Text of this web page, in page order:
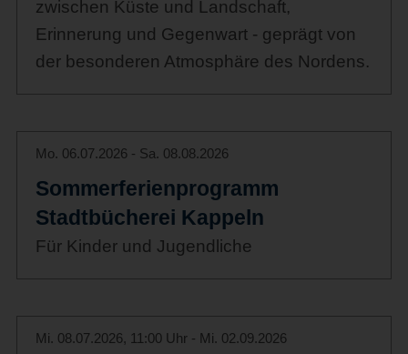
zwischen Küste und Landschaft,
Erinnerung und Gegenwart - geprägt von
der besonderen Atmosphäre des Nordens.
Mo. 06.07.2026 - Sa. 08.08.2026
Sommerferienprogramm
Stadtbücherei Kappeln
Für Kinder und Jugendliche
Mi. 08.07.2026, 11:00 Uhr - Mi. 02.09.2026